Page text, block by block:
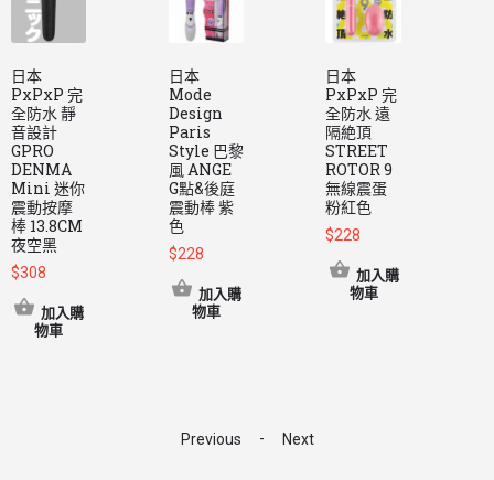
日本
PxPxP 完
全防水 靜
音設計
GPRO
DENMA
Mini 迷你
震動按摩
棒 13.8CM
夜空黑
$308
加入購
物車
日本
Mode
Design
Paris
Style 巴黎
風 ANGE
G點&後庭
震動棒 紫
色
$228
加入購
物車
日本
PxPxP 完
全防水 遠
隔絶頂
STREET
ROTOR 9
無線震蛋
粉紅色
$228
加入購
物車
Previous - Next